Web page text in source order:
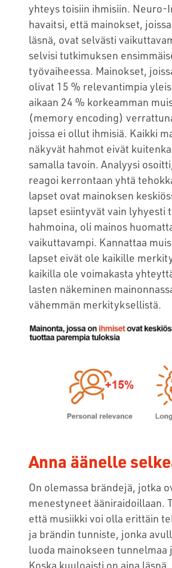
yhteys toisiin ihmisiin. Neuro-
havaitsi, että mainokset,
läsnä, ovat selvästi
selvisi tutkimuksen
työvaiheessa. Mainokset,
olivat 15 % relevantimpia
aikaan 24 % korkeamman
(memory encoding)
joissa ei ollut ihmisiä. Kaikki
näkyvät hahmot eivät
samalla tavoin. Analyysi
reagoi kerrontaan yhtä
lapset ovat mainoksen
lapset esiintyvät vain lyhyesti
hahmoina, oli mainos
vaikuttavampi. Kannattaa
lapset eivät ole kaikille
kaikilla ole voimakasta
lasten näkeminen
vähemmän merkityksellistä.
Anna äänelle
On olemassa brändejä, jotka
menestyneet ääniraidoillaan.
että musiikki voi olla erittäin
ja brändin tunniste, jonka
luoda mainokseen tunnelmaa
Koska kuuloaisti on aina